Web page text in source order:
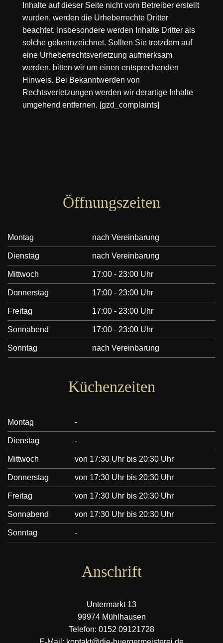
Inhalte auf dieser Seite nicht vom Betreiber erstellt
wurden, werden die Urheberrechte Dritter
beachtet. Insbesondere werden Inhalte Dritter als
solche gekennzeichnet. Sollten Sie trotzdem auf
eine Urheberrechtsverletzung aufmerksam
werden, bitten wir um einen entsprechenden
Hinweis. Bei Bekanntwerden von
Rechtsverletzungen werden wir derartige Inhalte
umgehend entfernen. [gzd_complaints]
Öffnungszeiten
Montag nach Vereinbarung
Dienstag nach Vereinbarung
Mittwoch 17:00 - 23:00 Uhr
Donnerstag 17:00 - 23:00 Uhr
Freitag 17:00 - 23:00 Uhr
Sonnabend 17:00 - 23:00 Uhr
Sonntag nach Vereinbarung
Küchenzeiten
Montag -
Dienstag -
Mittwoch von 17:30 Uhr bis 20:30 Uhr
Donnerstag von 17:30 Uhr bis 20:30 Uhr
Freitag von 17:30 Uhr bis 20:30 Uhr
Sonnabend von 17:30 Uhr bis 20:30 Uhr
Sonntag -
Anschrift
Untermarkt 13
99974 Mühlhausen
Telefon: 0152 09121728